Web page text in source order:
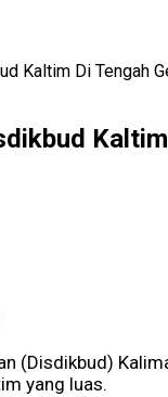
Kaltim Di Tengah
(Disdikbud)
yang luas.